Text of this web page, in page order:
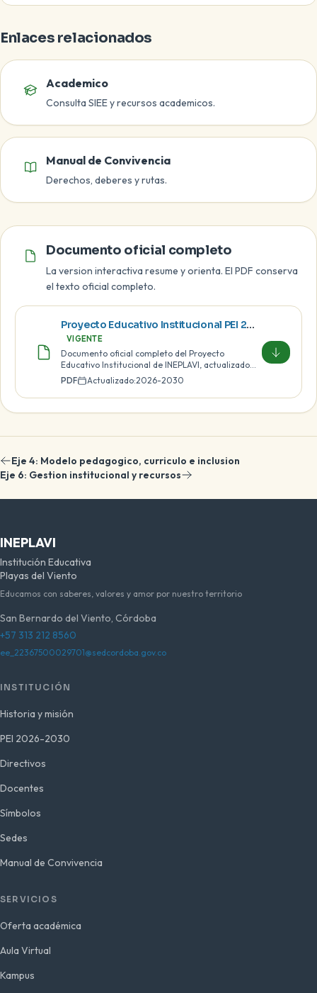
Enlaces relacionados
Academico
Consulta SIEE y recursos academicos.
Manual de Convivencia
Derechos, deberes y rutas.
Documento oficial
Documento oficial completo
La version interactiva resume y orienta. El PDF conserva
el texto oficial completo.
Proyecto Educativo Institucional PEI 2026-2030
VIGENTE
Documento oficial completo del Proyecto
Educativo Institucional de INEPLAVI, actualizado
para el periodo 2026-2030.
PDF Actualizado:2026-2030
Eje 4: Modelo pedagogico, curriculo e inclusion
Eje 6: Gestion institucional y recursos
INEPLAVI
Institución Educativa
Playas del Viento
Educamos con saberes, valores y amor por nuestro territorio
San Bernardo del Viento, Córdoba
+57 313 212 8560
ee_22367500029701@sedcordoba.gov.co
INSTITUCIÓN
Historia y misión
PEI 2026-2030
Directivos
Docentes
Símbolos
Sedes
Manual de Convivencia
SERVICIOS
Oferta académica
Aula Virtual
Kampus